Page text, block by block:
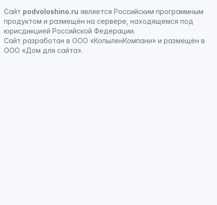
Сайт podvoloshino.ru является Российским программным
продуктом и размещён на сервере, находящемся под
юрисдикцией Российской Федерации.
Сайт разработан в ООО «КопыленКомпани» и размещён в
ООО «Дом для сайта».